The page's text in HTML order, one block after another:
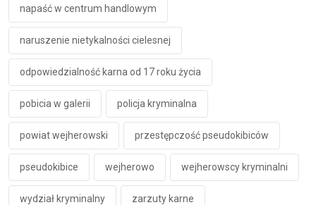
napaść w centrum handlowym
naruszenie nietykalności cielesnej
odpowiedzialność karna od 17 roku życia
pobicia w galerii policja kryminalna
powiat wejherowski przestępczość pseudokibiców
pseudokibice wejherowo wejherowscy kryminalni
wydział kryminalny zarzuty karne